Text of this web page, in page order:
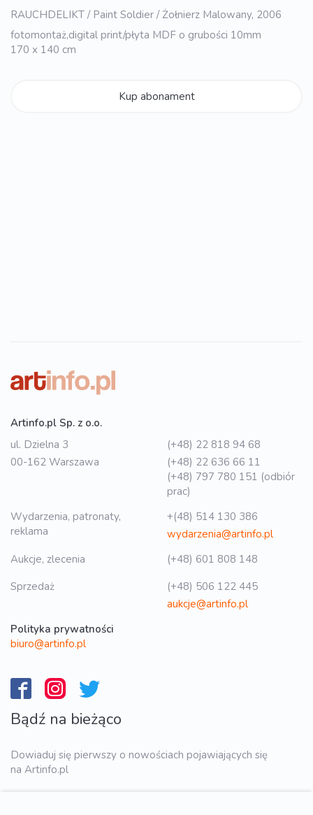
RAUCHDELIKT / Paint Soldier / Żołnierz Malowany, 2006
fotomontaż,digital print/płyta MDF o grubości 10mm
170 x 140 cm
Kup abonament
Artinfo.pl Sp. z o.o.
ul. Dzielna 3
00-162 Warszawa
(+48) 22 818 94 68
(+48) 22 636 66 11
(+48) 797 780 151 (odbiór
prac)
Wydarzenia, patronaty,
reklama
+(48) 514 130 386
wydarzenia@artinfo.pl
Aukcje, zlecenia
(+48) 601 808 148
Sprzedaż
(+48) 506 122 445
aukcje@artinfo.pl
Polityka prywatności
biuro@artinfo.pl
Bądź na bieżąco
Dowiaduj się pierwszy o nowościach pojawiających się
na Artinfo.pl